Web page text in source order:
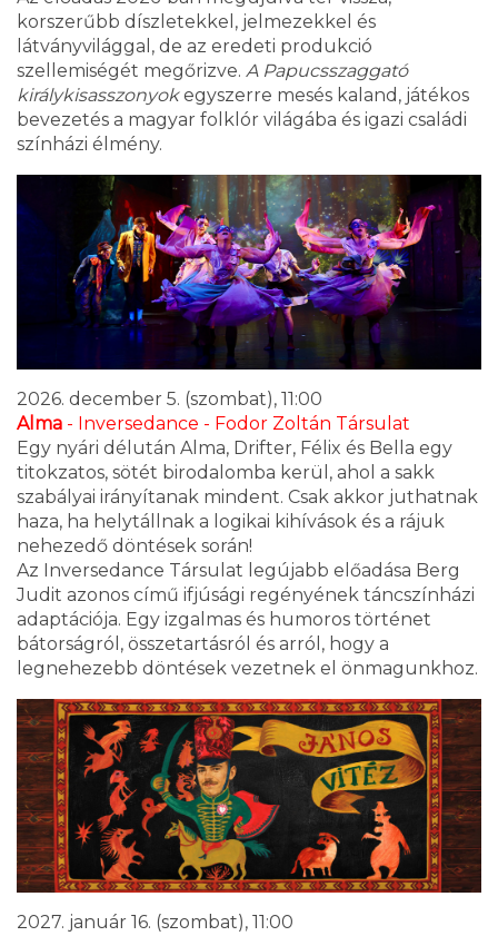
korszerűbb díszletekkel, jelmezekkel és
látványvilággal, de az eredeti produkció
szellemiségét megőrizve. A Papucsszaggató
királykisasszonyokegyszerre mesés kaland, játékos
bevezetés a magyar folklór világába és igazi családi
színházi élmény.
2026. december 5. (szombat), 11:00
Alma - Inversedance - Fodor Zoltán Társulat
Egy nyári délután Alma, Drifter, Félix és Bella egy
titokzatos, sötét birodalomba kerül, ahol a sakk
szabályai irányítanak mindent. Csak akkor juthatnak
haza, ha helytállnak a logikai kihívások és a rájuk
nehezedő döntések során!
Az Inversedance Társulat legújabb előadása Berg
Judit azonos című ifjúsági regényének táncszínházi
adaptációja. Egy izgalmas és humoros történet
bátorságról, összetartásról és arról, hogy a
legnehezebb döntések vezetnek el önmagunkhoz.
2027. január 16. (szombat), 11:00